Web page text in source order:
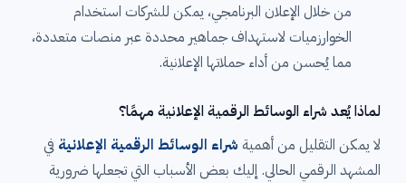
من خلال الإعلان البرنامجي، يمكن للشركات استخدام
الخوارزميات لاستهداف جماهير محددة عبر منصات متعددة،
مما يُحسن من أداء حملاتها الإعلانية.
لماذا يُعد شراء الوسائط الرقمية الإعلانية مهمًا؟
لا يمكن التقليل من أهمية شراء الوسائط الرقمية الإعلانية في
المشهد الرقمي الحالي. إليك بعض الأسباب التي تجعلها ضرورية